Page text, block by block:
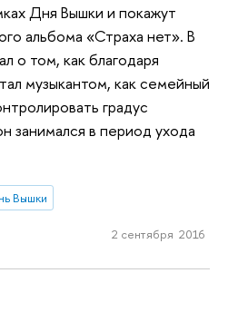
Дня Вышки и покажут
альбома «Страха нет». В
о том, как благодаря
музыкантом, как семейный
градус
занимался в период ухода
Вышки
2 сентября 2016